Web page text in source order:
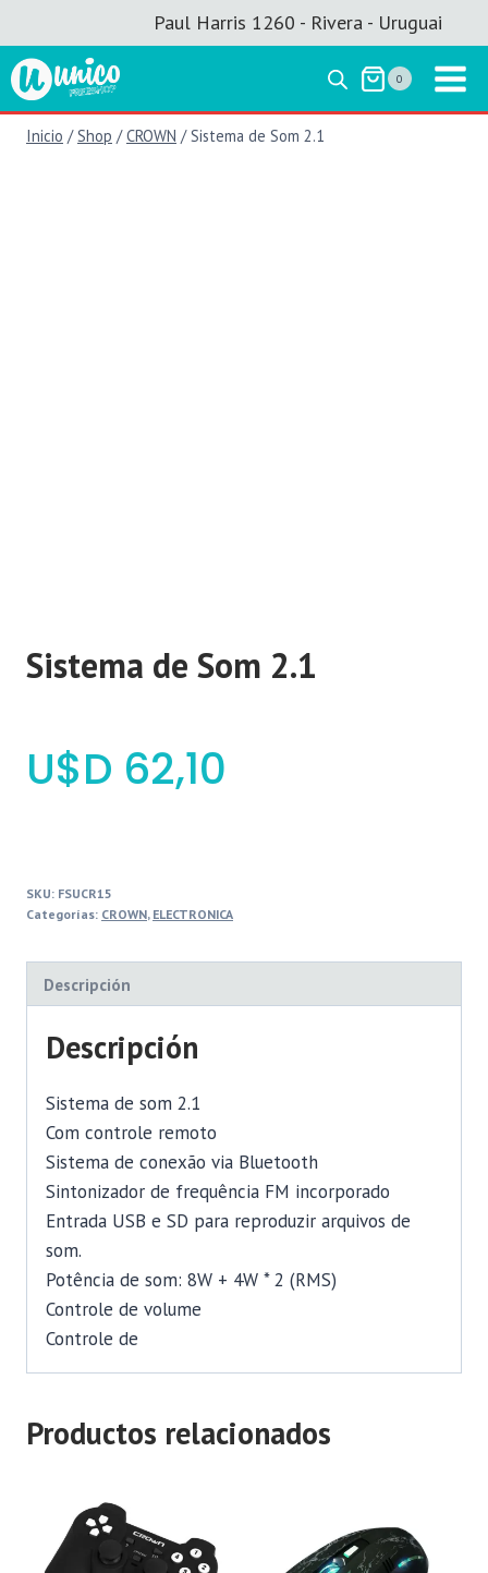
al
contenido
Paul Harris 1260 - Rivera - Uruguai
0
Inicio / Shop / CROWN / Sistema de Som 2.1
Sistema de Som 2.1
$ 62,10
SKU: FSUCR15
Categorías: CROWN, ELECTRONICA
Descripción
Descripción
Sistema de som 2.1
Com controle remoto
Sistema de conexão via Bluetooth
Sintonizador de frequência FM incorporado
Entrada USB e SD para reproduzir arquivos de
som.
Potência de som: 8W + 4W * 2 (RMS)
Controle de volume
Controle de
Productos relacionados